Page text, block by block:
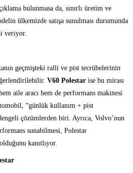
bulunmasa da, sınırlı üretim ve
ülkemizde satışa sunulması durumunda
veriyor.
geçmişteki ralli ve pist tecrübelerinin
V60 Polestar ise bu mirası
aile aracı hem de performans makinesi
“günlük kullanım + pist
çözümlerden biri. Ayrıca, Volvo’nun
sunabilmesi, Polestar
kanıtlıyor.